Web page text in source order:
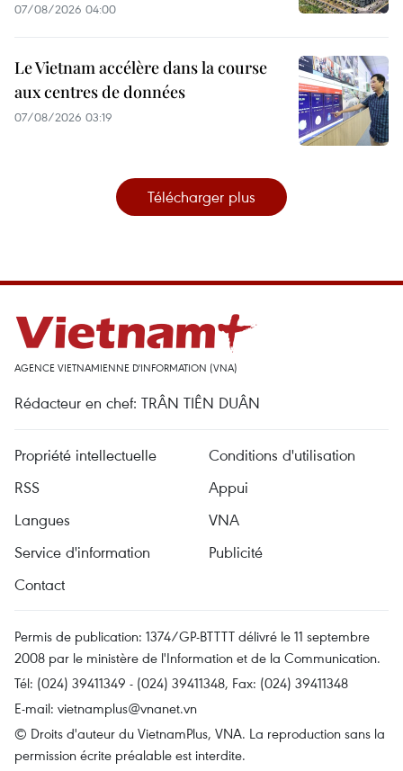
07/08/2026 04:00
Le Vietnam accélère dans la course
aux centres de données
07/08/2026 03:19
Télécharger plus
AGENCE VIETNAMIENNE D'INFORMATION (VNA)
Rédacteur en chef: TRÂN TIÊN DUÂN
Propriété intellectuelle
Conditions d'utilisation
RSS
Appui
Langues
VNA
Service d'information
Publicité
Contact
Permis de publication: 1374/GP-BTTTT délivré le 11 septembre
2008 par le ministère de l'Information et de la Communication.
Tél: (024) 39411349 - (024) 39411348, Fax: (024) 39411348
E-mail: vietnamplus@vnanet.vn
© Droits d'auteur du VietnamPlus, VNA. La reproduction sans la
permission écrite préalable est interdite.